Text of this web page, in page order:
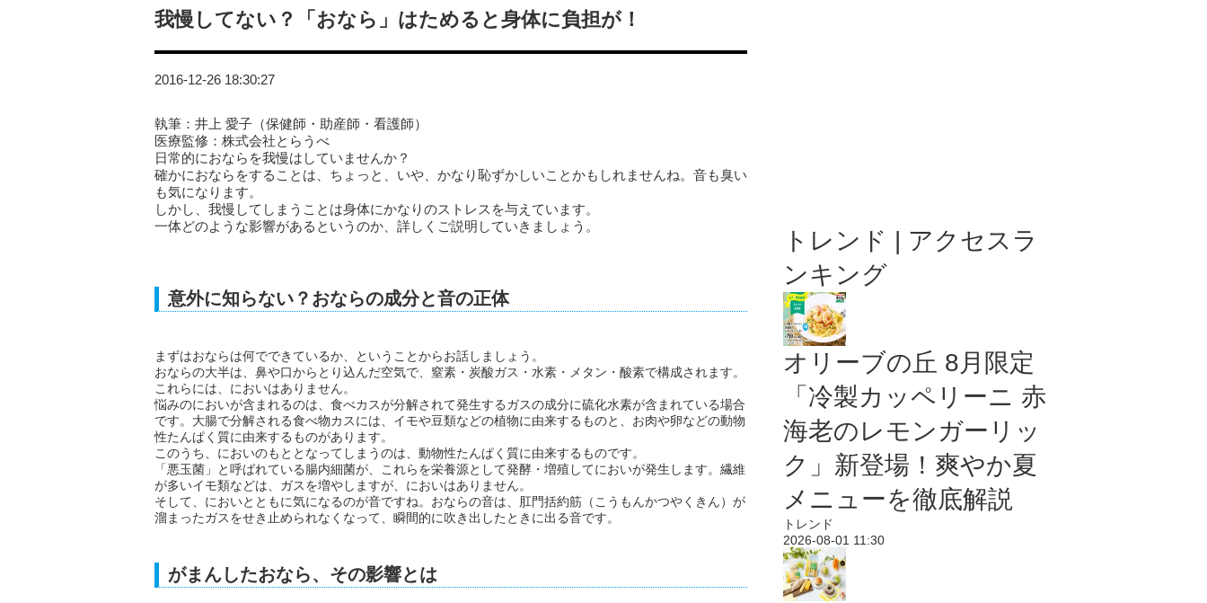
我慢してない？「おなら」はためると身体に負担が！
2016-12-26 18:30:27
執筆：井上 愛子（保健師・助産師・看護師）
医療監修：株式会社とらうべ
日常的におならを我慢はしていませんか？
確かにおならをすることは、ちょっと、いや、かなり恥ずかしいことかもしれませんね。音も臭い
も気になります。
しかし、我慢してしまうことは身体にかなりのストレスを与えています。
一体どのような影響があるというのか、詳しくご説明していきましょう。
意外に知らない？おならの成分と音の正体
まずはおならは何でできているか、ということからお話しましょう。
おならの大半は、鼻や口からとり込んだ空気で、窒素・炭酸ガス・水素・メタン・酸素で構成されます。
これらには、においはありません。
悩みのにおいが含まれるのは、食べカスが分解されて発生するガスの成分に硫化水素が含まれている場合
です。大腸で分解される食べ物カスには、イモや豆類などの植物に由来するものと、お肉や卵などの動物
性たんぱく質に由来するものがあります。
このうち、においのもととなってしまうのは、動物性たんぱく質に由来するものです。
「悪玉菌」と呼ばれている腸内細菌が、これらを栄養源として発酵・増殖してにおいが発生します。繊維
が多いイモ類などは、ガスを増やしますが、においはありません。
そして、においとともに気になるのが音ですね。おならの音は、肛門括約筋（こうもんかつやくきん）が
溜まったガスをせき止められなくなって、瞬間的に吹き出したときに出る音です。
がまんしたおなら、その影響とは
トレンド | アクセスラ
ンキング
オリーブの丘 8月限定
「冷製カッペリーニ 赤
海老のレモンガーリッ
ク」新登場！爽やか夏
メニューを徹底解説
トレンド
2026-08-01 11:30